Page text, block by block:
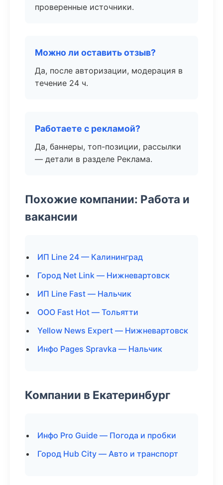
проверенные источники.
Можно ли оставить отзыв?
Да, после авторизации, модерация в
течение 24 ч.
Работаете с рекламой?
Да, баннеры, топ-позиции, рассылки
— детали в разделе Реклама.
Похожие компании: Работа и
вакансии
ИП Line 24 — Калининград
Город Net Link — Нижневартовск
ИП Line Fast — Нальчик
ООО Fast Hot — Тольятти
Yellow News Expert — Нижневартовск
Инфо Pages Spravka — Нальчик
Компании в Екатеринбург
Инфо Pro Guide — Погода и пробки
Город Hub City — Авто и транспорт